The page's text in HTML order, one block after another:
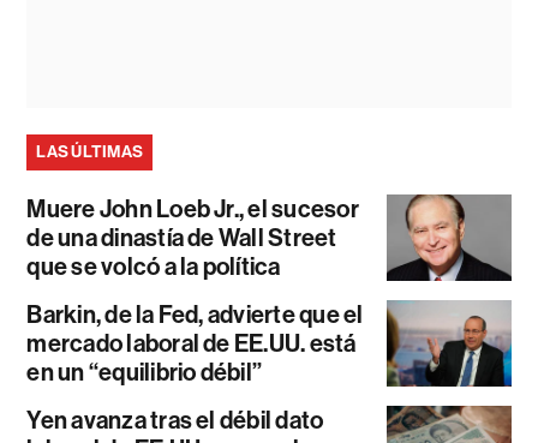
LAS ÚLTIMAS
Muere John Loeb Jr., el sucesor
de una dinastía de Wall Street
que se volcó a la política
Barkin, de la Fed, advierte que el
mercado laboral de EE.UU. está
en un “equilibrio débil”
Yen avanza tras el débil dato